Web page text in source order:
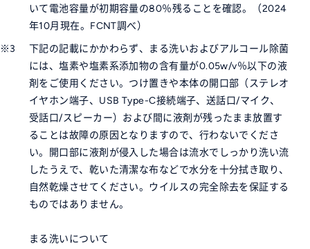
いて電池容量が初期容量の80％残ることを確認。（2024
年10月現在。FCNT調べ）
※3
下記の記載にかかわらず、まる洗いおよびアルコール除菌
には、塩素や塩素系添加物の含有量が0.05w/v％以下の液
剤をご使用ください。つけ置きや本体の開口部（ステレオ
イヤホン端子、USB Type-C接続端子、送話口/マイク、
受話口/スピーカー）および間に液剤が残ったまま放置す
ることは故障の原因となりますので、行わないでくださ
い。開口部に液剤が侵入した場合は流水でしっかり洗い流
したうえで、乾いた清潔な布などで水分を十分拭き取り、
自然乾燥させてください。ウイルスの完全除去を保証する
ものではありません。
まる洗いについて